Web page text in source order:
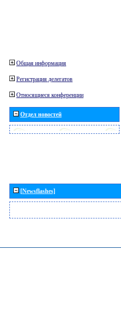
Общая информация
Регистрация делегатов
Относящиеся конференции
Отдел новостей
[Newsflashes]